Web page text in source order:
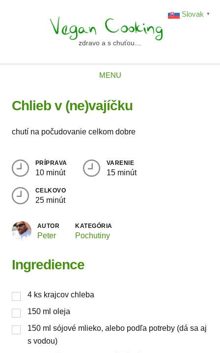
vegancooking.skzdravo a s chuťou…
MENU
Chlieb v (ne)vajíčku
chutí na počudovanie celkom dobre
PRÍPRAVA
10 minút
VARENIE
15 minút
CELKOVO
25 minút
AUTOR
Peter
KATEGÓRIA
Pochutiny
Ingredience
4 ks krajcov chleba
150 ml oleja
150 ml sójové mlieko, alebo podľa potreby (dá sa aj
s vodou)
Slovak ▼